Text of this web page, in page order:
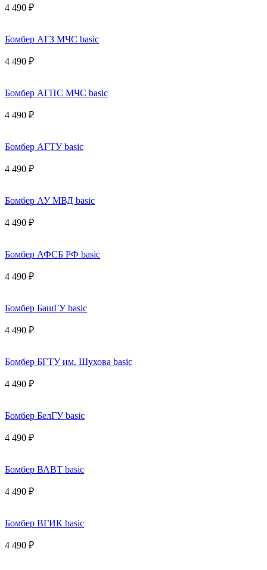
4 490 ₽
Бомбер АГЗ МЧС basic
4 490 ₽
Бомбер АГПС МЧС basic
4 490 ₽
Бомбер АГТУ basic
4 490 ₽
Бомбер АУ МВД basic
4 490 ₽
Бомбер АФСБ РФ basic
4 490 ₽
Бомбер БашГУ basic
4 490 ₽
Бомбер БГТУ им. Шухова basic
4 490 ₽
Бомбер БелГУ basic
4 490 ₽
Бомбер ВАВТ basic
4 490 ₽
Бомбер ВГИК basic
4 490 ₽